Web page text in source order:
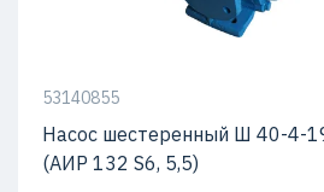
53140855
Насос шестеренный Ш 40-4-
(АИР 132 S6, 5,5)